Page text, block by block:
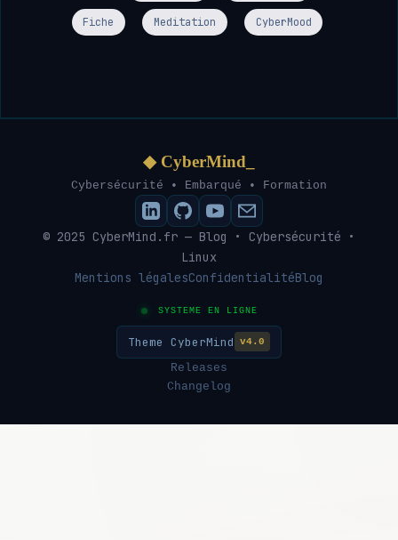
Fiche Meditation CyberMood
◆ CyberMind_
Cybersécurité • Embarqué • Formation
© 2025 CyberMind.fr — Blog • Cybersécurité •
Linux
Mentions légalesConfidentialitéBlog
SYSTEME EN LIGNE
Theme CyberMind v4.0
Releases
Changelog